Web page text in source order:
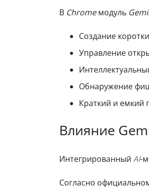
В Chromeмодуль
Создание
Управление
Обнаружение
Краткий и емкий
Влияние
Интегрированный AI-
Согласно